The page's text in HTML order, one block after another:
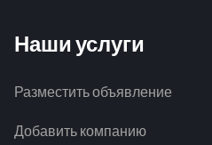
Наши услуги
Разместить объявление
Добавить компанию